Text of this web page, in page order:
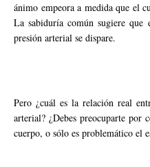
ánimo empeora a medida que el
La sabiduría común sugiere que
presión arterial se dispare.
Pero ¿cuál es la relación real
arterial? ¿Debes preocuparte por
cuerpo, o sólo es problemático el